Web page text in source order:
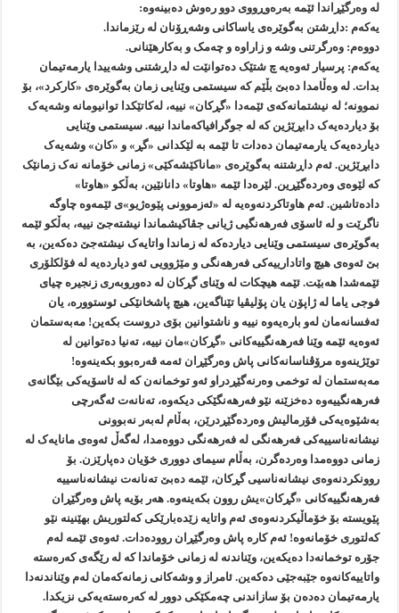
لە وەرگێڕاندا ئێمە بەرەوڕووی دوو رەوش دەبینەوە:
یەکەم :داڕشتن بەگوێرەی یاساکانی وشەڕۆنان لە رێزماندا.
دووەم: وەرگرتنی وشە و زاراوە و چەمک و بەکارهێنانی.
یەکەم: پرسیار ئەوەیە چ شتێک دەتوانێت لە داڕشتنی وشەییدا یارمەتیمان
بدات. لە وەڵامدا دەبێ بڵێم کە سیستمی وێنایی زمان بەگوێرەی «کارکرد»، بۆ
نموونە؛ لە نیشتمانەکەی ئێمەدا «گڕکان» نییە، لەکاتێکدا توانیومانە وشەیەک
بۆ دیاردەیەک دابڕێژین کە لە جوگرافیاکەماندا نییە. سیستمی وێنایی
دیاردەیەک یارمەتیمان دەدات تا ئێمە بە لێکدانی «گڕ» و «کان» وشەیەک
دابڕێژین. ئەم داڕشتنە بەگوێرەی «ماناکێشەکێی» زمانی خۆمانە نەک زمانێک
کە لێوەی وەردەگێڕین. لێرەدا ئێمە «هاوتا» دانانێین، بەڵکو «هاوتا»
دادەتاشین. ئەم هاوتاکردنەوەیە لە «ئەزموونی پێوەژیو»ی ئێمەوە چاوگە
ناگرێت و لە ئاسۆی فەرهەنگیی ژیانی جڤاکیشماندا نیشتەجێ نییە، بەڵکو ئێمە
بەگوێرەی سیستمی وێنایی دیاردەکە لە زماندا واتایەک نیشتەجێ دەکەین، بە
بێ ئەوەی هیچ واتادارییەکی فەرهەنگی و مێژوویی ئەو دیاردەیە لە فۆلکلۆری
ئێمەشدا هەبێت. ئێمە هیچکات لە وێنای گڕکان لە دەوروبەری زنجیرە چیای
فوجی یاما لە ژاپۆن یان پۆلیڤیا تێناگەین، هیچ پاشخانێکی ئوستوورە، یان
ئەفسانەمان لەو بارەیەوە نییە و ناشتوانین بۆی دروست بکەین! مەبەستمان
ئەوەیە ئێمە وێنا فەرهەنگییەکانی «گڕکان»مان نییە، تەنیا دەتوانین لە
توێژینەوە مرۆڤناسانەکانی پاش وەرگێڕان ئەمە قەرەبوو بکەینەوە!
مەبەستمان لە توخمی وەرنەگێڕدراو ئەو توخمانەن کە لە ئاسۆیەکی بێگانەی
فەرهەنگییەوە دەخزێنە نێو فەرهەنگێکی دیکەوە، تەنانەت ئەگەرچی
بەشێوەیەکی فۆرمالیش وەردەگێڕدرێن، بەڵام لەبەر نەبوونی
نیشانەناسییەکی فەرهەنگی لە فەرهەنگی دووەمدا، لەگەڵ ئەوەی مانایەک لە
زمانی دووەمدا وەردەگرن، بەڵام سیمای دووری خۆیان دەپارێزن. بۆ
روونکردنەوەی نیشانەناسیی گڕکان، ئێمە دەبێ تەنانەت نیشانەناسییە
فەرهەنگییەکانی «گڕکان»یش روون بکەینەوە. هەر بۆیە پاش وەرگێڕان
پێویستە بۆ خۆماڵیکردنەوەی ئەم واتایە زێدەبارێکی کەلتوریش بهێنینە نێو
کەلتوری خۆمانەوە! ئەم کارە پاش وەرگێڕان روودەدات. ئەوەی ئێمە لەم
جۆرە توخمانەدا دەیکەین، وێناندنە لە زمانی خۆماندا کە لە رێگەی کەرەستە
واتاییەکانەوە جێبەجێی دەکەین. ئامراز و وشەکانی زمانەکەمان لەم وێناندنەدا
یارمەتیمان دەدەن بۆ سازاندنی چەمکێکی دوور لە کەرەستەیەکی نزیکدا.